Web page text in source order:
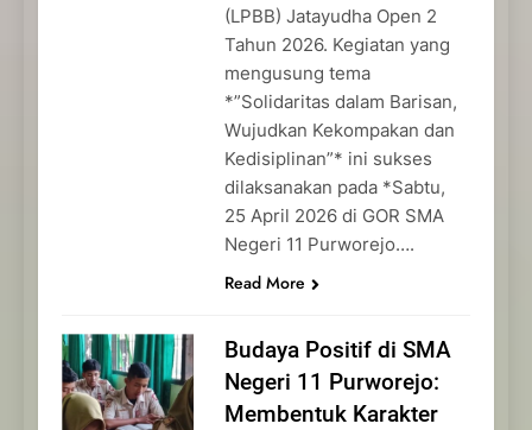
(LPBB) Jatayudha Open 2
Tahun 2026. Kegiatan yang
mengusung tema
*”Solidaritas dalam Barisan,
Wujudkan Kekompakan dan
Kedisiplinan”* ini sukses
dilaksanakan pada *Sabtu,
25 April 2026 di GOR SMA
Negeri 11 Purworejo….
Read More
Budaya Positif di SMA
Negeri 11 Purworejo:
Membentuk Karakter